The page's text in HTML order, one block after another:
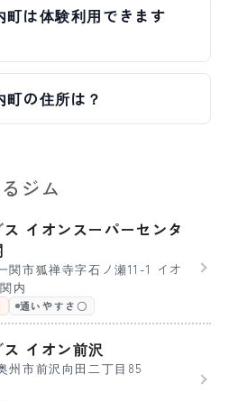
町は体験利用できます
の住所は？
ジム
ス イオンスーパーセンタ
関市狐禅寺字石ノ瀬11-1 イオ
内
通いやすさ〇
ス イオン前沢
州市前沢向田二丁目85